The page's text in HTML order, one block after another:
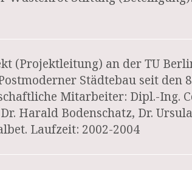
(Projektleitung) an der TU
Städtebau seit den
Mitarbeiter: Dipl.-Ing.
Harald Bodenschatz, Dr.
Laufzeit: 2002-2004